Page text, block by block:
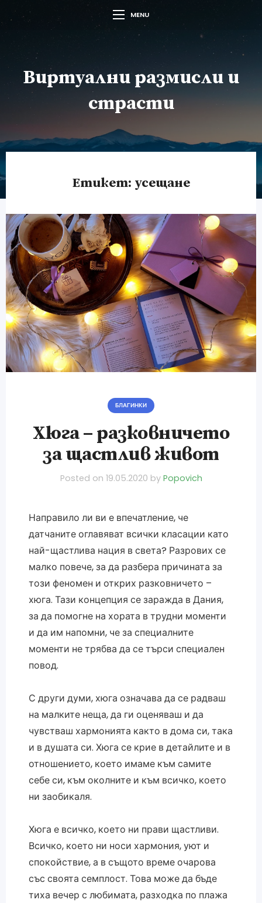
MENU
Виртуални размисли и
страсти
Етикет: усещане
БЛАГИНКИ
Хюга – разковничето
за щастлив живот
Posted on 19.05.2020 by Popovich
Направило ли ви е впечатление, че
датчаните оглавяват всички класации като
най-щастлива нация в света? Разрових се
малко повече, за да разбера причината за
този феномен и открих разковничето –
хюга. Тази концепция се заражда в Дания,
за да помогне на хората в трудни моменти
и да им напомни, че за специалните
моменти не трябва да се търси специален
повод.
С други думи, хюга означава да се радваш
на малките неща, да ги оценяваш и да
чувстваш хармонията както в дома си, така
и в душата си. Хюга се крие в детайлите и в
отношението, което имаме към самите
себе си, към околните и към всичко, което
ни заобикаля.
Хюга е всичко, което ни прави щастливи.
Всичко, което ни носи хармония, уют и
спокойствие, а в същото време очарова
със своята семплост. Това може да бъде
тиха вечер с любимата, разходка по плажа